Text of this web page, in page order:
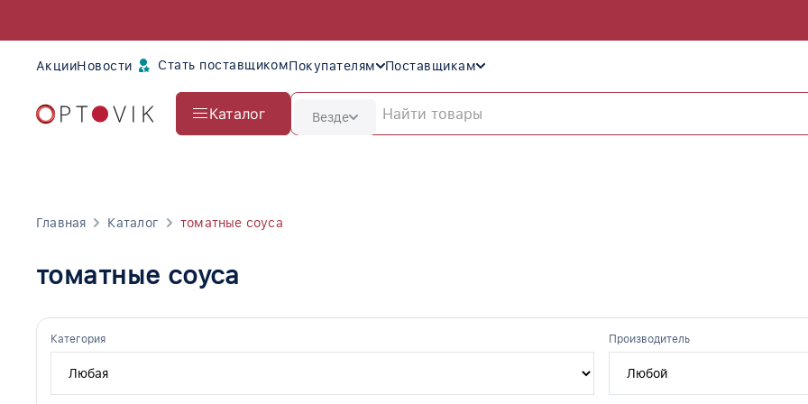
АкцииНовости Стать поставщикомПокупателям Поставщикам
Каталог Везде
Главная Каталог томатные соуса
томатные соуса
Категория Производитель